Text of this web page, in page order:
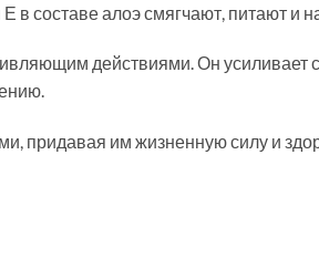
составе алоэ смягчают, питают и
действиями. Он усиливает
придавая им жизненную силу и